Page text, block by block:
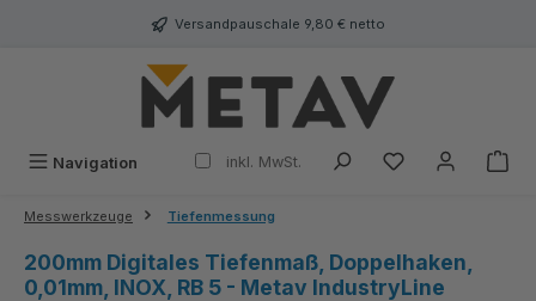
Versandpauschale 9,80 € netto
Navigation inkl. MwSt.
Messwerkzeuge Tiefenmessung
200mm Digitales Tiefenmaß, Doppelhaken,
0,01mm, INOX, RB 5 - Metav IndustryLine